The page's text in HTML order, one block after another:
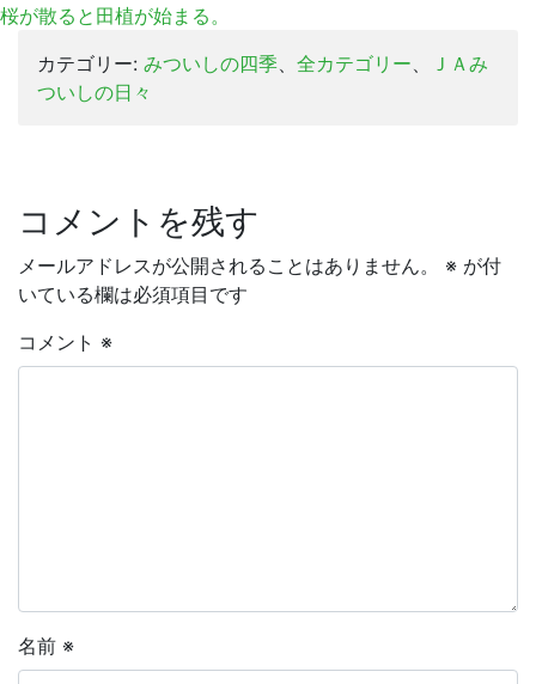
桜が散ると田植が始まる。
カテゴリー: みついしの四季 全カテゴリー
ＪＡみ
ついしの日々
コメントを残す
メールアドレスが公開されることはありません。 ※ が付
いている欄は必須項目です
コメント ※
名前 ※